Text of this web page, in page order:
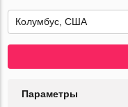
Параметры